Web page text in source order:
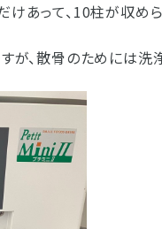
あって、10柱が収め
が、散骨のためには洗